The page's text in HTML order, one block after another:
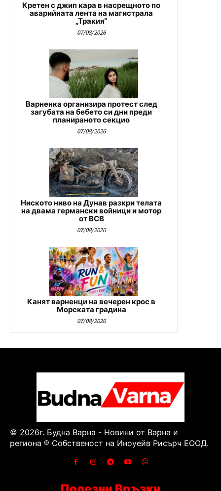
Кретен с джип кара в насрещното по
аварийната лента на магистрала
„Тракия“
07/08/2026
Варненка организира протест след
загубата на бебето си дни преди
планираното секцио
07/08/2026
Ниското ниво на Дунав разкри телата
на двама германски войници и мотор
от ВСВ
07/08/2026
Канят варненци на вечерен крос в
Морската градина
07/08/2026
© 2026г. Будна Варна - Новини от Варна и
региона ® Собственост на Иноуейв Рисърч ЕООД.